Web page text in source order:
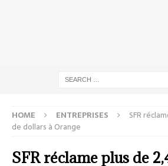
HOME ENTREPRISES
SFR
de dollars à Orange
SFR réclame plus de